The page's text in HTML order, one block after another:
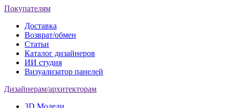
Покупателям
Доставка
Возврат/обмен
Статьи
Каталог дизайнеров
ИИ студия
Визуализатор панелей
Дизайнерам/архитекторам
3D Модели